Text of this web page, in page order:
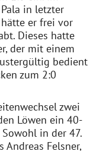
in letzter
er frei vor
Dieses hatte
der mit einem
bedient
zum 2:0
zwei
Löwen ein 40-
in der 47.
Felsner,